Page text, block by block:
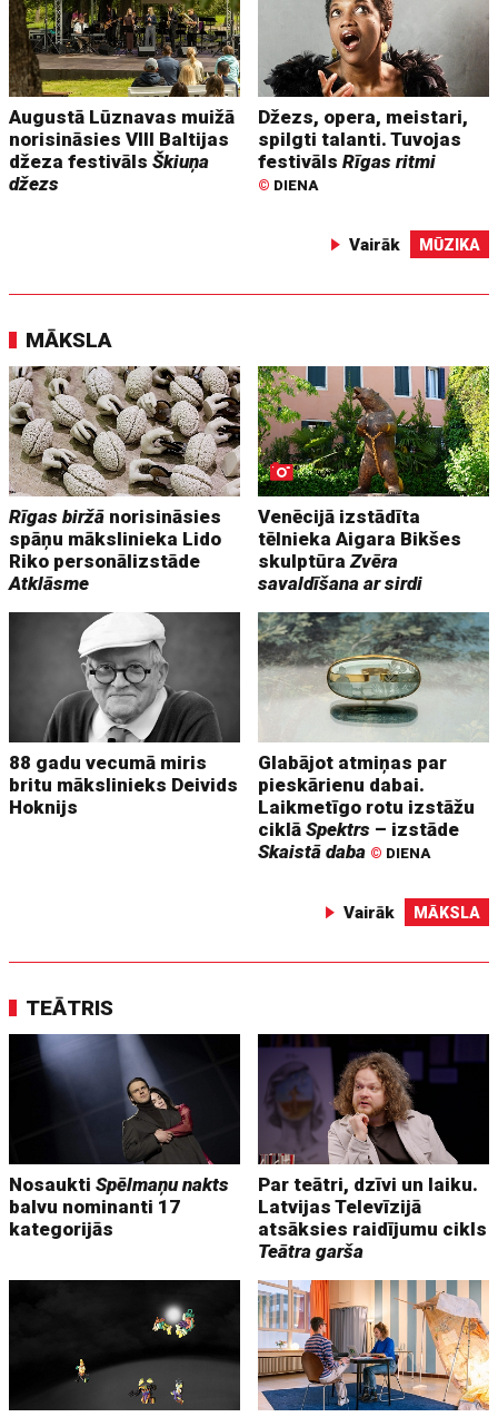
Augustā Lūznavas muižā
norisināsies VIII Baltijas
džeza festivālsŠkiuņa
džezs
Džezs, opera, meistari,
spilgti talanti. Tuvojas
festivālsRīgas ritmi
© DIENA
Vairāk MŪZIKA
MĀKSLA
Rīgas biržā norisināsies
spāņu mākslinieka Lido
Riko personālizstāde
Atklāsme
Venēcijā izstādīta
tēlnieka Aigara Bikšes
skulptūraZvēra
savaldīšana ar sirdi
88 gadu vecumā miris
britu mākslinieks Deivids
Hoknijs
Glabājot atmiņas par
pieskārienu dabai.
Laikmetīgo rotu izstāžu
ciklāSpektrs – izstāde
Skaistā daba © DIENA
Vairāk MĀKSLA
TEĀTRIS
NosauktiSpēlmaņu nakts
balvu nominanti 17
kategorijās
Par teātri, dzīvi un laiku.
Latvijas Televīzijā
atsāksies raidījumu cikls
Teātra garša